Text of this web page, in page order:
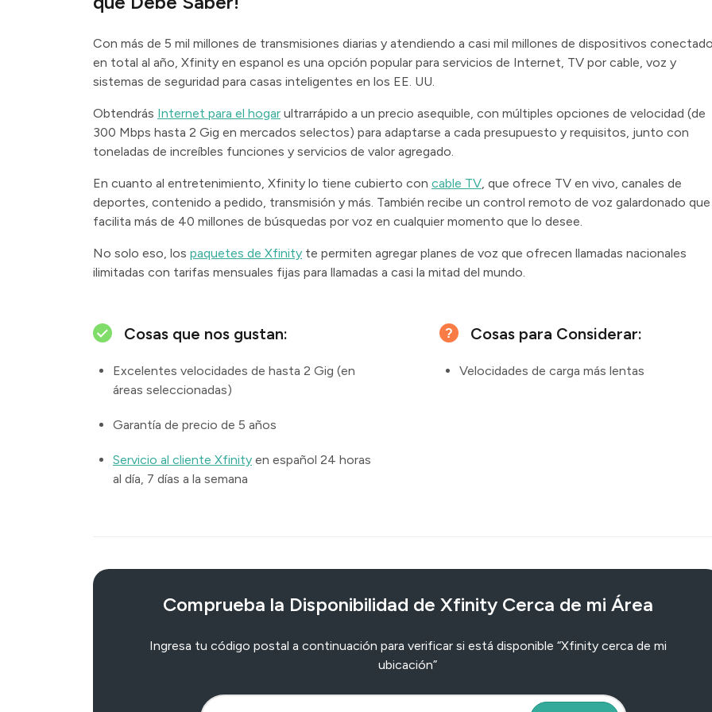
Con más de 5 mil millones de transmisiones diarias y atendiendo a casi mil millones de dispositivos
en total al año, Xfinity en espanol es una opción popular para servicios de Internet, TV por cable, voz y
sistemas de seguridad para casas inteligentes en los EE. UU.
Obtendrás Internet para el hogar ultrarrápido a un precio asequible, con múltiples opciones de velocidad (de
300 Mbps hasta 2 Gig en mercados selectos) para adaptarse a cada presupuesto y requisitos, junto con
toneladas de increíbles funciones y servicios de valor agregado.
En cuanto al entretenimiento, Xfinity lo tiene cubierto con cable TV , que ofrece TV en vivo, canales de
deportes, contenido a pedido, transmisión y más. También recibe un control remoto de voz galardonado que
facilita más de 40 millones de búsquedas por voz en cualquier momento que lo desee.
No solo eso, los paquetes de Xfinity te permiten agregar planes de voz que ofrecen llamadas nacionales
ilimitadas con tarifas mensuales fijas para llamadas a casi la mitad del mundo.
Cosas que nos gustan:
Excelentes velocidades de hasta 2 Gig (en
áreas seleccionadas)
Garantía de precio de 5 años
Servicio al cliente Xfinity en español 24 horas
al día, 7 días a la semana
Cosas para Considerar:
Velocidades de carga más lentas
Comprueba la Disponibilidad de Xfinity Cerca de mi Área
Ingresa tu código postal a continuación para verificar si está disponible “Xfinity cerca de mi
ubicación”